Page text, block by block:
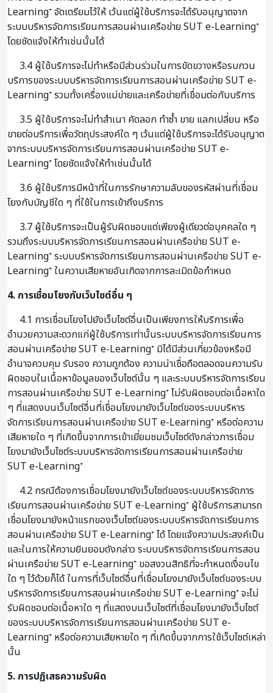
Learning⁺ จัดเตรียมไว้ให้ เว้นแต่ผู้ใช้บริการจะได้รับอนุญาตจาก
ระบบบริหารจัดการเรียนการสอนผ่านเครือข่าย SUT e-Learning⁺
โดยชัดแจ้งให้ทำเช่นนั้นได้
3.4 ผู้ใช้บริการจะไม่ทำหรือมีส่วนร่วมในการขัดขวางหรือรบกวน
บริการของระบบบริหารจัดการเรียนการสอนผ่านเครือข่าย SUT e-
Learning⁺ รวมทั้งเครื่องแม่ข่ายและเครือข่ายที่เชื่อมต่อกับบริการ
3.5 ผู้ใช้บริการจะไม่ทำสำเนา คัดลอก ทำซ้ำ ขาย แลกเปลี่ยน หรือ
ขายต่อบริการเพื่อวัตถุประสงค์ใด ๆ เว้นแต่ผู้ใช้บริการจะได้รับอนุญาต
จากระบบบริหารจัดการเรียนการสอนผ่านเครือข่าย SUT e-
Learning⁺ โดยชัดแจ้งให้ทำเช่นนั้นได้
3.6 ผู้ใช้บริการมีหน้าที่ในการรักษาความลับของรหัสผ่านที่เชื่อม
โยงกับบัญชีใด ๆ ที่ใช้ในการเข้าถึงบริการ
3.7 ผู้ใช้บริการจะเป็นผู้รับผิดชอบแต่เพียงผู้เดียวต่อบุคคลใด ๆ
รวมถึงระบบบริหารจัดการเรียนการสอนผ่านเครือข่าย SUT e-
Learning⁺ ระบบบริหารจัดการเรียนการสอนผ่านเครือข่าย SUT e-
Learning⁺ ในความเสียหายอันเกิดจากการละเมิดข้อกำหนด
4. การเชื่อมโยงกับเว็บไซต์อื่น ๆ
4.1 การเชื่อมโยงไปยังเว็บไซต์อื่นเป็นเพียงการให้บริการเพื่อ
อำนวยความสะดวกแก่ผู้ใช้บริการเท่านั้นระบบบริหารจัดการเรียนการ
สอนผ่านเครือข่าย SUT e-Learning⁺ มิได้มีส่วนเกี่ยวข้องหรือมี
อำนาจควบคุม รับรอง ความถูกต้อง ความน่าเชื่อถือตลอดจนความรับ
ผิดชอบในเนื้อหาข้อมูลของเว็บไซต์นั้น ๆ และระบบบริหารจัดการเรียน
การสอนผ่านเครือข่าย SUT e-Learning⁺ ไม่รับผิดชอบต่อเนื้อหาใด
ๆ ที่แสดงบนเว็บไซต์อื่นที่เชื่อมโยงมายังเว็บไซต์ของระบบบริหาร
จัดการเรียนการสอนผ่านเครือข่าย SUT e-Learning⁺ หรือต่อความ
เสียหายใด ๆ ที่เกิดขึ้นจากการเข้าเยี่ยมชมเว็บไซต์ดังกล่าวการเชื่อม
โยงมายังเว็บไซต์ระบบบริหารจัดการเรียนการสอนผ่านเครือข่าย
SUT e-Learning⁺
4.2 กรณีต้องการเชื่อมโยงมายังเว็บไซต์ของระบบบริหารจัดการ
เรียนการสอนผ่านเครือข่าย SUT e-Learning⁺ ผู้ใช้บริการสามารถ
เชื่อมโยงมายังหน้าแรกของเว็บไซต์ของระบบบริหารจัดการเรียนการ
สอนผ่านเครือข่าย SUT e-Learning⁺ ได้ โดยแจ้งความประสงค์เป็น
และในการให้ความยินยอมดังกล่าว ระบบบริหารจัดการเรียนการสอน
ผ่านเครือข่าย SUT e-Learning⁺ ขอสงวนสิทธิที่จะกำหนดเงื่อนไข
ใด ๆ ไว้ด้วยก็ได้ ในการที่เว็บไซต์อื่นที่เชื่อมโยงมายังเว็บไซต์ของระบบ
บริหารจัดการเรียนการสอนผ่านเครือข่าย SUT e-Learning⁺ จะไม่
รับผิดชอบต่อเนื้อหาใด ๆ ที่แสดงบนเว็บไซต์ที่เชื่อมโยงมายังเว็บไซต์
ของระบบบริหารจัดการเรียนการสอนผ่านเครือข่าย SUT e-
Learning⁺ หรือต่อความเสียหายใด ๆ ที่เกิดขึ้นจากการใช้เว็บไซต์เหล่า
นั้น
5. การปฏิเสธความรับผิด